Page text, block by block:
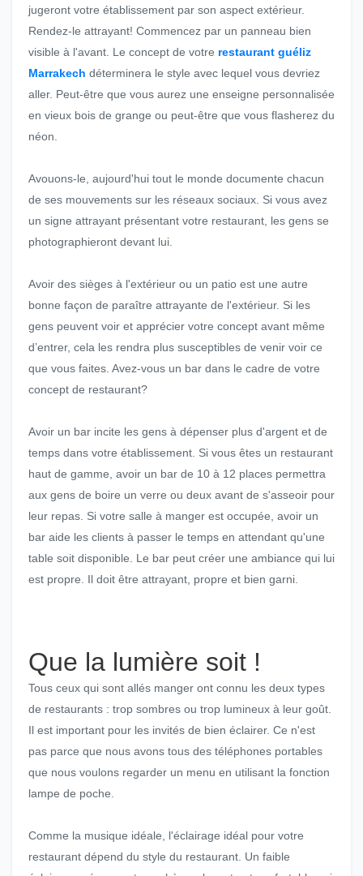
jugeront votre établissement par son aspect extérieur.
Rendez-le attrayant! Commencez par un panneau bien
visible à l'avant. Le concept de votre restaurant guéliz
Marrakech déterminera le style avec lequel vous devriez
aller. Peut-être que vous aurez une enseigne personnalisée
en vieux bois de grange ou peut-être que vous flasherez du
néon.
Avouons-le, aujourd'hui tout le monde documente chacun
de ses mouvements sur les réseaux sociaux. Si vous avez
un signe attrayant présentant votre restaurant, les gens se
photographieront devant lui.
Avoir des sièges à l'extérieur ou un patio est une autre
bonne façon de paraître attrayante de l'extérieur. Si les
gens peuvent voir et apprécier votre concept avant même
d’entrer, cela les rendra plus susceptibles de venir voir ce
que vous faites. Avez-vous un bar dans le cadre de votre
concept de restaurant?
Avoir un bar incite les gens à dépenser plus d'argent et de
temps dans votre établissement. Si vous êtes un restaurant
haut de gamme, avoir un bar de 10 à 12 places permettra
aux gens de boire un verre ou deux avant de s'asseoir pour
leur repas. Si votre salle à manger est occupée, avoir un
bar aide les clients à passer le temps en attendant qu'une
table soit disponible. Le bar peut créer une ambiance qui lui
est propre. Il doit être attrayant, propre et bien garni.
Que la lumière soit !
Tous ceux qui sont allés manger ont connu les deux types
de restaurants : trop sombres ou trop lumineux à leur goût.
Il est important pour les invités de bien éclairer. Ce n'est
pas parce que nous avons tous des téléphones portables
que nous voulons regarder un menu en utilisant la fonction
lampe de poche.
Comme la musique idéale, l'éclairage idéal pour votre
restaurant dépend du style du restaurant. Un faible